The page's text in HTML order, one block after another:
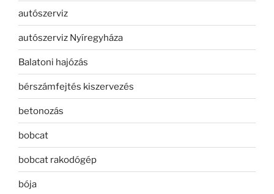
autószerviz
autószerviz Nyíregyháza
Balatoni hajózás
bérszámfejtés kiszervezés
betonozás
bobcat
bobcat rakodógép
bója